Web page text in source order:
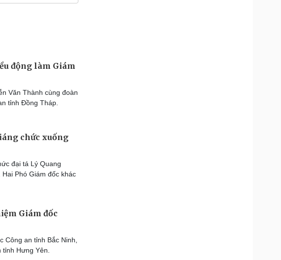
động làm Giám
Văn Thành cùng đoàn
tỉnh Đồng Tháp.
chức xuống
đại tá Lý Quang
Phó Giám đốc khác
Giám đốc
Công an tỉnh Bắc Ninh,
Hưng Yên.